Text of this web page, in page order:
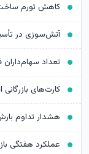
کاهش تورم
آتش‌سوزی در
تعداد سهام‌داران فعال
کارت‌های بازرگانی
هشدار تداوم بارش‌های
عملکرد هفتگی